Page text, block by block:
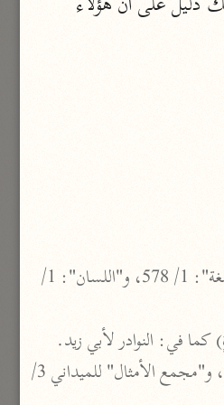
نحو ٣ مجلدات
موسوعة التفسير المأثور
معهد الشاطبي
٢٣ مجلدًا